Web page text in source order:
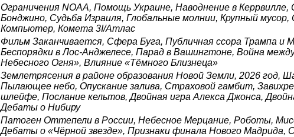
Ограничения NOAA, Помощь Украине, Наводнение в
Бонджино, Судьба Израиля, Глобальные молнии, Крупный
Компьютер, Комета 3I/Атлас
Фильм Заканчивается, Сфера Буга, Публичная ссора Трампа и
Беспорядки в Лос-Анджелесе, Парад в Вашингтоне, Война
Небесного Огня», Влияние «Тёмного Близнеца»
Землетрясения в районе образования Новой Земли, 2026 год,
Пылающее небо, Опускание залива, Страховой гамбит,
шлейфе, Послание кельтов, Двойная игра Алекса Джонса,
Дебаты о Нибиру
Патоген Оттепели в России, Небесное Мерцание, Роботы,
Дебаты о «Чёрной звезде», Признаки финала Нового Мадрида,